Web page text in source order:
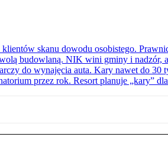
skanu dowodu osobistego.
budowlaną. NIK wini gminy i nadzór,
do wynajęcia auta. Kary nawet do 30
przez rok. Resort planuje „kary”